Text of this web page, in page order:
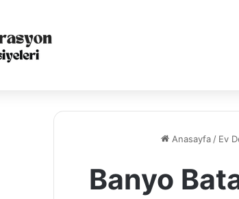
Anasayfa / Ev
Banyo